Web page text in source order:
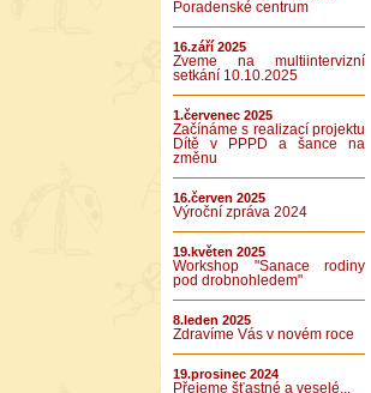
Poradenské centrum
16.září 2025
Zveme na multiintervizní
setkání 10.10.2025
1.červenec 2025
Začínáme s realizací projektu
Dítě v PPPD a šance na
změnu
16.červen 2025
Výroční zpráva 2024
19.květen 2025
Workshop "Sanace rodiny
pod drobnohledem"
8.leden 2025
Zdravíme Vás v novém roce
19.prosinec 2024
Přejeme šťastné a veselé...